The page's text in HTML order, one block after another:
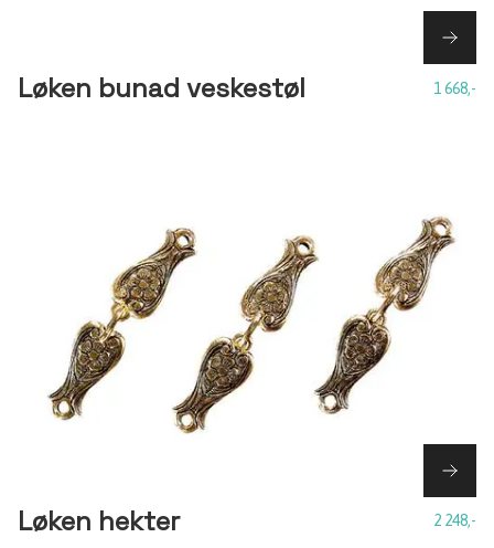
Løken bunad veskestøl 1 668,-
Løken hekter 2 248,-